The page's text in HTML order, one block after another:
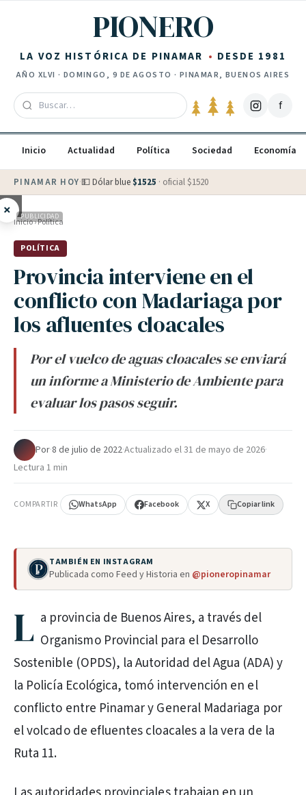
PIONERO
LA VOZ HISTÓRICA DE PINAMAR DESDE 1981
AÑO XLVI · DOMINGO, 9 DE AGOSTO · PINAMAR, BUENOS AIRES
f
Inicio Actualidad Política Sociedad Economía
PINAMAR HOY·💵 Dólar blue $1525 · oficial $1520
× PUBLICIDAD
Inicio›Política
POLÍTICA
Provincia interviene en el
conflicto con Madariaga por
los afluentes cloacales
Por el vuelco de aguas cloacales se enviará
un informe a Ministerio de Ambiente para
evaluar los pasos seguir.
Por·8 de julio de 2022·Actualizado el31 de mayo de 2026·
Lectura 1 min
COMPARTIR WhatsApp Facebook X Copiar link
TAMBIÉN EN INSTAGRAM
Publicada como Feed y Historia en @pioneropinamar
L a provincia de Buenos Aires, a través del
Organismo Provincial para el Desarrollo
Sostenible (OPDS), la Autoridad del Agua (ADA) y
la Policía Ecológica, tomó intervención en el
conflicto entre Pinamar y General Madariaga por
el volcado de efluentes cloacales a la vera de la
Ruta 11.